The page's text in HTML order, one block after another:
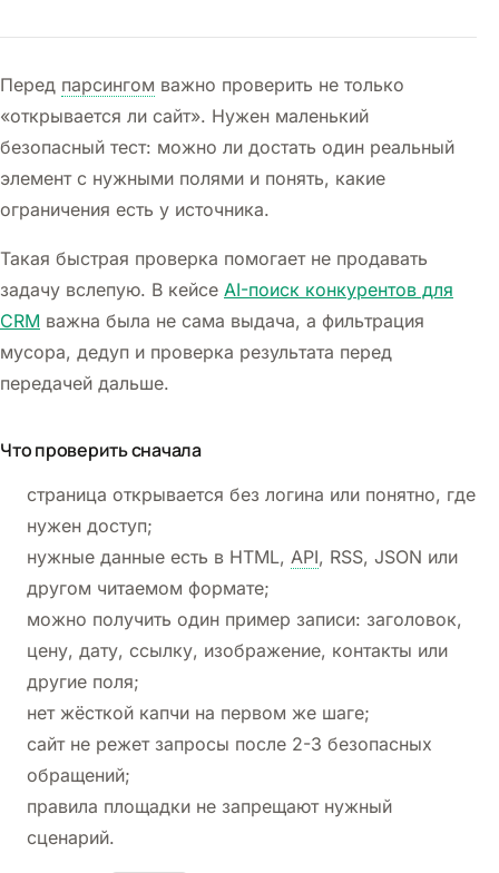
Перед парсингом важно проверить не только
«открывается ли сайт». Нужен маленький
безопасный тест: можно ли достать один реальный
элемент с нужными полями и понять, какие
ограничения есть у источника.
Такая быстрая проверка помогает не продавать
задачу вслепую. В кейсе AI-поиск конкурентов для
CRM важна была не сама выдача, а фильтрация
мусора, дедуп и проверка результата перед
передачей дальше.
Что проверить сначала
страница открывается без логина или понятно, где
нужен доступ;
нужные данные есть в HTML, API, RSS, JSON или
другом читаемом формате;
можно получить один пример записи: заголовок,
цену, дату, ссылку, изображение, контакты или
другие поля;
нет жёсткой капчи на первом же шаге;
сайт не режет запросы после 2-3 безопасных
обращений;
правила площадки не запрещают нужный
сценарий.